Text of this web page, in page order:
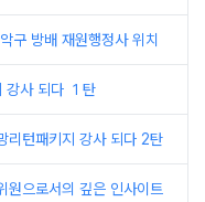
구 방배 재원행정사 위치
강사 되다 １탄
리턴패키지 강사 되다 2탄
원으로서의 깊은 인사이트